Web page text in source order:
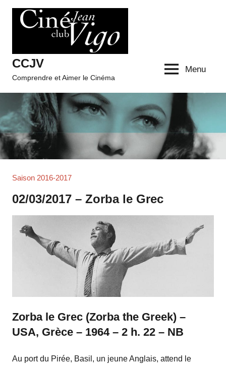
Aller
CCJV
Comprendre et Aimer le Cinéma
Menu
Saison 2016-2017
02/03/2017 – Zorba le Grec
Zorba le Grec (Zorba the Greek) –
USA, Grèce – 1964 – 2 h. 22 – NB
Au port du Pirée, Basil, un jeune Anglais, attend le